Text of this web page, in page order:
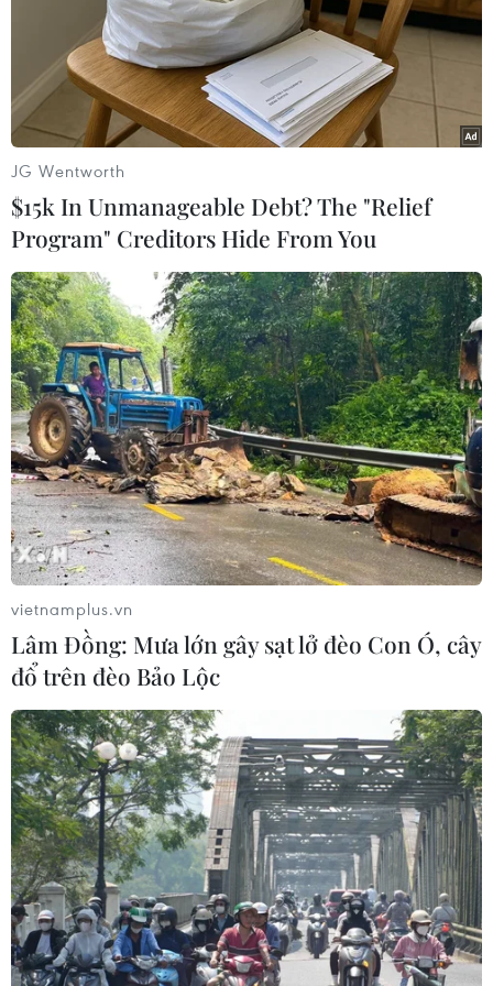
#Hà Nội #Chợ truyền thống
#Giá rau xanh
#Sản lượng rau củ
#Rét đậm TP. Hà Nội
Theo dõi VietnamPlus
TIN LIÊN QUAN
JG Wentworth
$15k In Unmanageable Debt? The "Relief
Program" Creditors Hide From You
vietnamplus.vn
Lâm Đồng: Mưa lớn gây sạt lở đèo Con Ó, cây
đổ trên đèo Bảo Lộc